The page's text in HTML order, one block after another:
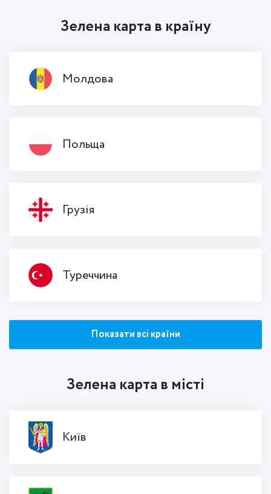
Зелена карта в країну
Молдова
Польща
Грузія
Туреччина
Показати всі країни
Зелена карта в місті
Київ